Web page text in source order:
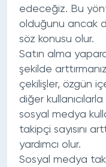
edeceğiz. Bu
olduğunu ancak
söz konusu olur.
Satın alma
şekilde
çekilişler, özgün
diğer
sosyal medya
takipçi sayısını
yardımcı olur.
Sosyal medya